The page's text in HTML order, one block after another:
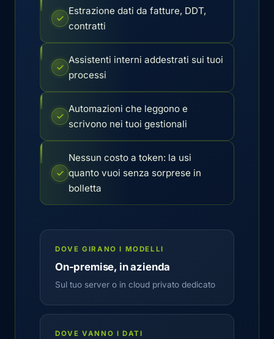
Estrazione dati da fatture, DDT,
contratti
Assistenti interni addestrati sui tuoi
processi
Automazioni che leggono e
scrivono nei tuoi gestionali
Nessun costo a token: la usi
quanto vuoi senza sorprese in
bolletta
DOVE GIRANO I MODELLI
On-premise, in azienda
Sul tuo server o in cloud privato dedicato
DOVE VANNO I DATI